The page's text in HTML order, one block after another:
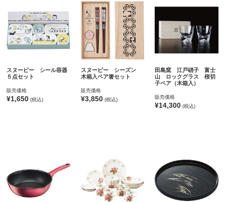
スヌーピー シール容器
５点セット
販売価格
¥1,650 (税込)
スヌーピー シーズン
木箱入ペア箸セット
販売価格
¥3,850(税込)
田島窯 江戸硝子 富士
山 ロックグラス 桜切
子ペア（木箱入）
販売価格
¥14,300 (税込)